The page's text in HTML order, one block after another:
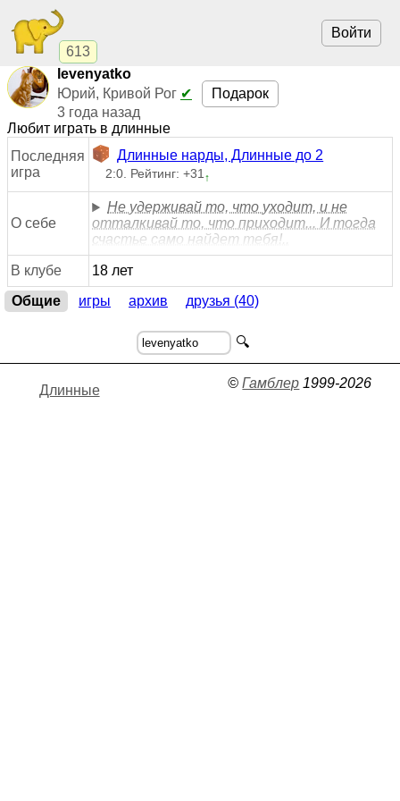
613
Войти
levenyatko
Юрий, Кривой Рог ✔
3 года назад
Подарок
Любит играть в длинные
Последняя
игра
Длинные нарды, Длинные до 2
2:0. Рейтинг: +31↑
О себе
Не удерживай то, что уходит, и не
отталкивай то, что приходит... И тогда
счастье само найдет тебя!..
В клубе
18 лет
Общие
игры архив друзья (40)
🔍
Длинные ©Гамблер 1999-2026